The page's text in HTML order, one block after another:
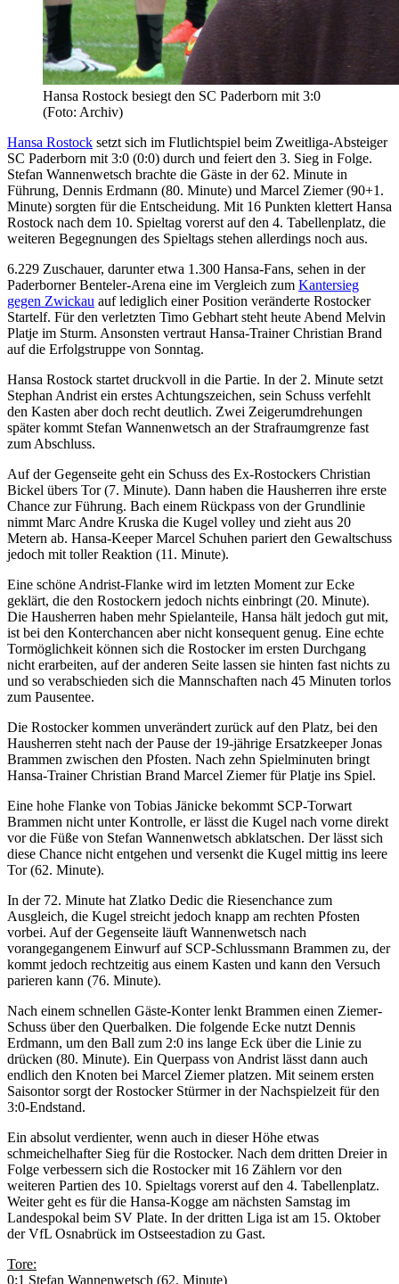
Hansa Rostock besiegt den SC Paderborn mit 3:0
(Foto: Archiv)
Hansa Rostock setzt sich im Flutlichtspiel beim Zweitliga-Absteiger
SC Paderborn mit 3:0 (0:0) durch und feiert den 3. Sieg in Folge.
Stefan Wannenwetsch brachte die Gäste in der 62. Minute in
Führung, Dennis Erdmann (80. Minute) und Marcel Ziemer (90+1.
Minute) sorgten für die Entscheidung. Mit 16 Punkten klettert Hansa
Rostock nach dem 10. Spieltag vorerst auf den 4. Tabellenplatz, die
weiteren Begegnungen des Spieltags stehen allerdings noch aus.
6.229 Zuschauer, darunter etwa 1.300 Hansa-Fans, sehen in der
Paderborner Benteler-Arena eine im Vergleich zum Kantersieg
gegen Zwickau auf lediglich einer Position veränderte Rostocker
Startelf. Für den verletzten Timo Gebhart steht heute Abend Melvin
Platje im Sturm. Ansonsten vertraut Hansa-Trainer Christian Brand
auf die Erfolgstruppe von Sonntag.
Hansa Rostock startet druckvoll in die Partie. In der 2. Minute setzt
Stephan Andrist ein erstes Achtungszeichen, sein Schuss verfehlt
den Kasten aber doch recht deutlich. Zwei Zeigerumdrehungen
später kommt Stefan Wannenwetsch an der Strafraumgrenze fast
zum Abschluss.
Auf der Gegenseite geht ein Schuss des Ex-Rostockers Christian
Bickel übers Tor (7. Minute). Dann haben die Hausherren ihre erste
Chance zur Führung. Bach einem Rückpass von der Grundlinie
nimmt Marc Andre Kruska die Kugel volley und zieht aus 20
Metern ab. Hansa-Keeper Marcel Schuhen pariert den Gewaltschuss
jedoch mit toller Reaktion (11. Minute).
Eine schöne Andrist-Flanke wird im letzten Moment zur Ecke
geklärt, die den Rostockern jedoch nichts einbringt (20. Minute).
Die Hausherren haben mehr Spielanteile, Hansa hält jedoch gut mit,
ist bei den Konterchancen aber nicht konsequent genug. Eine echte
Tormöglichkeit können sich die Rostocker im ersten Durchgang
nicht erarbeiten, auf der anderen Seite lassen sie hinten fast nichts zu
und so verabschieden sich die Mannschaften nach 45 Minuten torlos
zum Pausentee.
Die Rostocker kommen unverändert zurück auf den Platz, bei den
Hausherren steht nach der Pause der 19-jährige Ersatzkeeper Jonas
Brammen zwischen den Pfosten. Nach zehn Spielminuten bringt
Hansa-Trainer Christian Brand Marcel Ziemer für Platje ins Spiel.
Eine hohe Flanke von Tobias Jänicke bekommt SCP-Torwart
Brammen nicht unter Kontrolle, er lässt die Kugel nach vorne direkt
vor die Füße von Stefan Wannenwetsch abklatschen. Der lässt sich
diese Chance nicht entgehen und versenkt die Kugel mittig ins leere
Tor (62. Minute).
In der 72. Minute hat Zlatko Dedic die Riesenchance zum
Ausgleich, die Kugel streicht jedoch knapp am rechten Pfosten
vorbei. Auf der Gegenseite läuft Wannenwetsch nach
vorangegangenem Einwurf auf SCP-Schlussmann Brammen zu, der
kommt jedoch rechtzeitig aus einem Kasten und kann den Versuch
parieren kann (76. Minute).
Nach einem schnellen Gäste-Konter lenkt Brammen einen Ziemer-
Schuss über den Querbalken. Die folgende Ecke nutzt Dennis
Erdmann, um den Ball zum 2:0 ins lange Eck über die Linie zu
drücken (80. Minute). Ein Querpass von Andrist lässt dann auch
endlich den Knoten bei Marcel Ziemer platzen. Mit seinem ersten
Saisontor sorgt der Rostocker Stürmer in der Nachspielzeit für den
3:0-Endstand.
Ein absolut verdienter, wenn auch in dieser Höhe etwas
schmeichelhafter Sieg für die Rostocker. Nach dem dritten Dreier in
Folge verbessern sich die Rostocker mit 16 Zählern vor den
weiteren Partien des 10. Spieltags vorerst auf den 4. Tabellenplatz.
Weiter geht es für die Hansa-Kogge am nächsten Samstag im
Landespokal beim SV Plate. In der dritten Liga ist am 15. Oktober
der VfL Osnabrück im Ostseestadion zu Gast.
Tore:
0:1 Stefan Wannenwetsch (62. Minute)